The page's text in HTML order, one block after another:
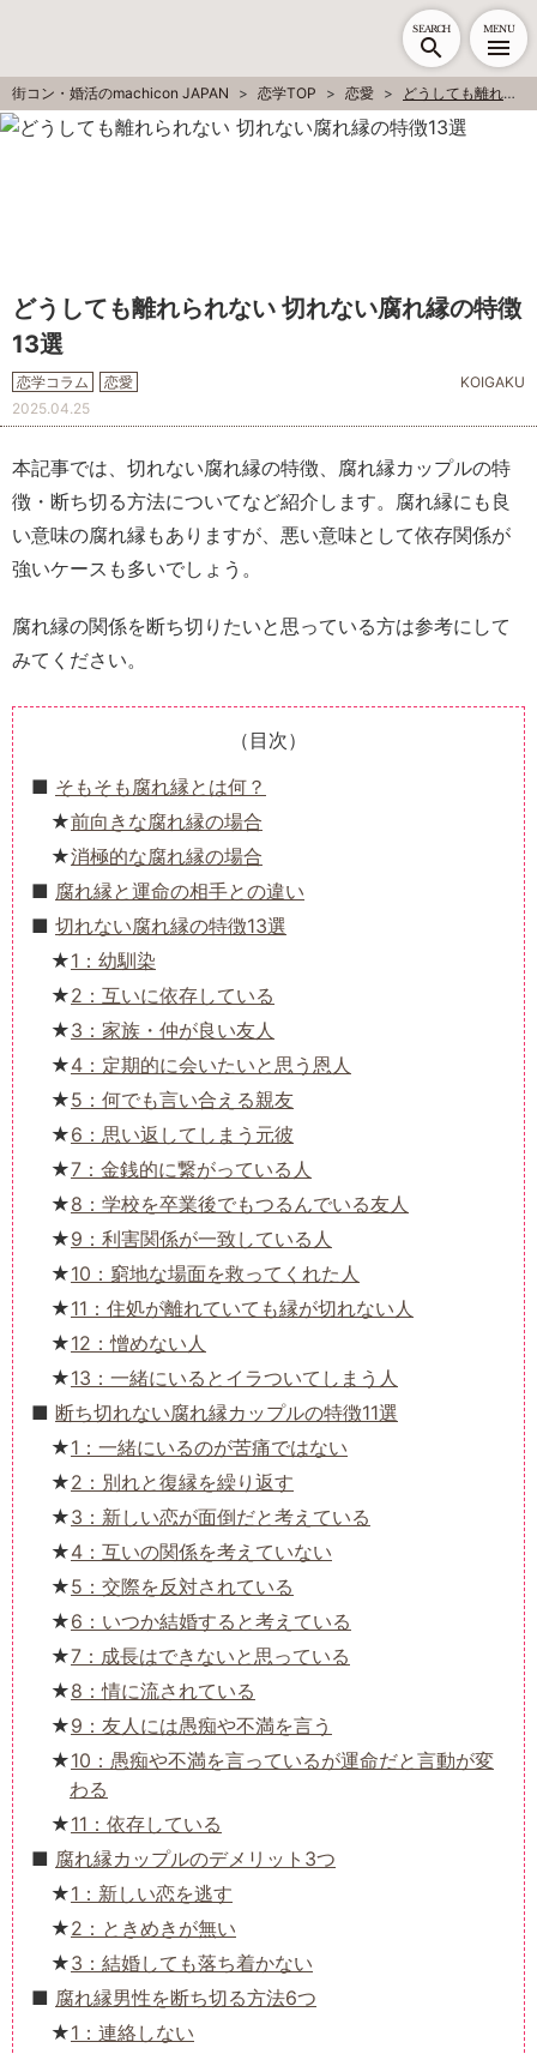
SEARCH MENU
街コン・婚活のmachicon JAPAN 恋学TOP 恋愛 どうしても離れられない 切れない腐れ縁の特徴13選
どうしても離れられない 切れない腐れ縁の特徴
13選
恋学コラム 恋愛
KOIGAKU
2025.04.25
本記事では、切れない腐れ縁の特徴、腐れ縁カップルの特
徴・断ち切る方法についてなど紹介します。腐れ縁にも良
い意味の腐れ縁もありますが、悪い意味として依存関係が
強いケースも多いでしょう。
腐れ縁の関係を断ち切りたいと思っている方は参考にして
みてください。
（目次）
そもそも腐れ縁とは何？
前向きな腐れ縁の場合
消極的な腐れ縁の場合
腐れ縁と運命の相手との違い
切れない腐れ縁の特徴13選
1：幼馴染
2：互いに依存している
3：家族・仲が良い友人
4：定期的に会いたいと思う恩人
5：何でも言い合える親友
6：思い返してしまう元彼
7：金銭的に繋がっている人
8：学校を卒業後でもつるんでいる友人
9：利害関係が一致している人
10：窮地な場面を救ってくれた人
11：住処が離れていても縁が切れない人
12：憎めない人
13：一緒にいるとイラついてしまう人
断ち切れない腐れ縁カップルの特徴11選
1：一緒にいるのが苦痛ではない
2：別れと復縁を繰り返す
3：新しい恋が面倒だと考えている
4：互いの関係を考えていない
5：交際を反対されている
6：いつか結婚すると考えている
7：成長はできないと思っている
8：情に流されている
9：友人には愚痴や不満を言う
10：愚痴や不満を言っているが運命だと言動が変
わる
11：依存している
腐れ縁カップルのデメリット3つ
1：新しい恋を逃す
2：ときめきが無い
3：結婚しても落ち着かない
腐れ縁男性を断ち切る方法6つ
1：連絡しない